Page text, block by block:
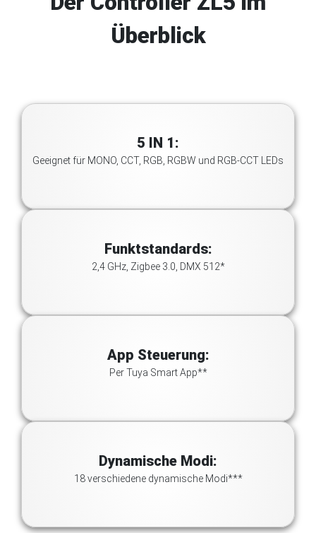
Überblick
5 IN 1:
Geeignet für MONO, CCT, RGB, RGBW und RGB-CCT LEDs
Funktstandards:
2,4 GHz, Zigbee 3.0, DMX 512*
App Steuerung:
Per Tuya Smart App**
Dynamische Modi:
18 verschiedene dynamische Modi***